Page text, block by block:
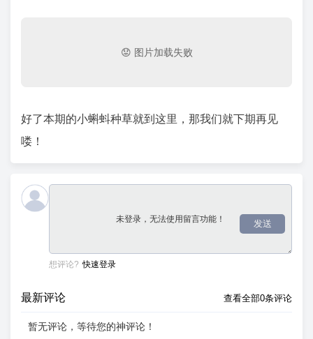
好了本期的小蝌蚪种草就到这里，那我们就下期再见
喽！
发送
想评论? 快速登录
最新评论 查看全部0条评论
暂无评论，等待您的神评论！